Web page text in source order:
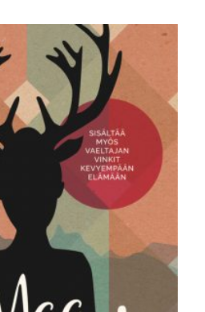
oli:
30,00 €.
on:
10,00 €.